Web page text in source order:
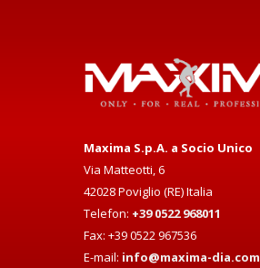
Maxima S.p.A. a Socio Unico
Via Matteotti, 6
42028 Poviglio (RE) Italia
Telefon: +39 0522 968011
Fax: +39 0522 967536
E-mail: info@maxima-dia.com